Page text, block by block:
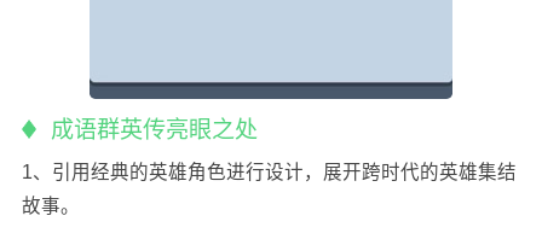
成语群英传亮眼之处
1、引用经典的英雄角色进行设计，展开跨时代的英雄集结
故事。